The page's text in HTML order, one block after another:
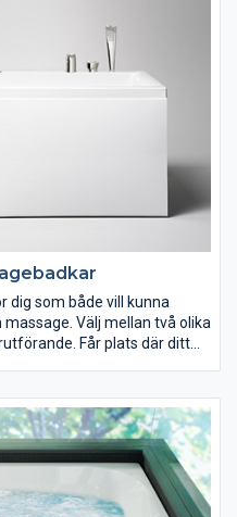
dig som både vill kunna
Välj mellan två olika
Får plats där ditt